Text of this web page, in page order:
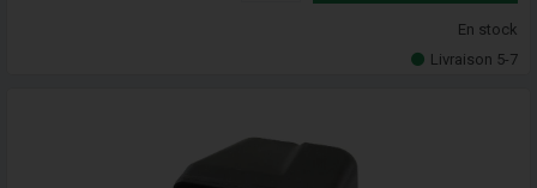
En stock
Livraison 5-7